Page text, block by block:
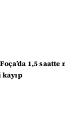
Foça’da 1,5
kayıp